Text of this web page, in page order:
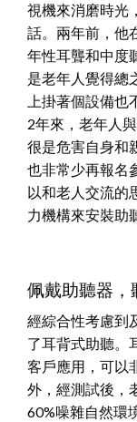
視機來消磨時光
話。兩年前，他
年性耳聾和中度
是老年人覺得總
上掛著個設備
2年來，老年人
很是危害自身和
也非常少再報名
以和老人交流的
力機構來安裝助
佩戴助聽器，
經綜合性考慮到
了耳背式助聽。
客戶應用，可以
外，經測試後，
60%噪雜自然環